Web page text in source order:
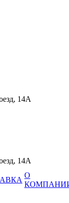
14А
14А
О